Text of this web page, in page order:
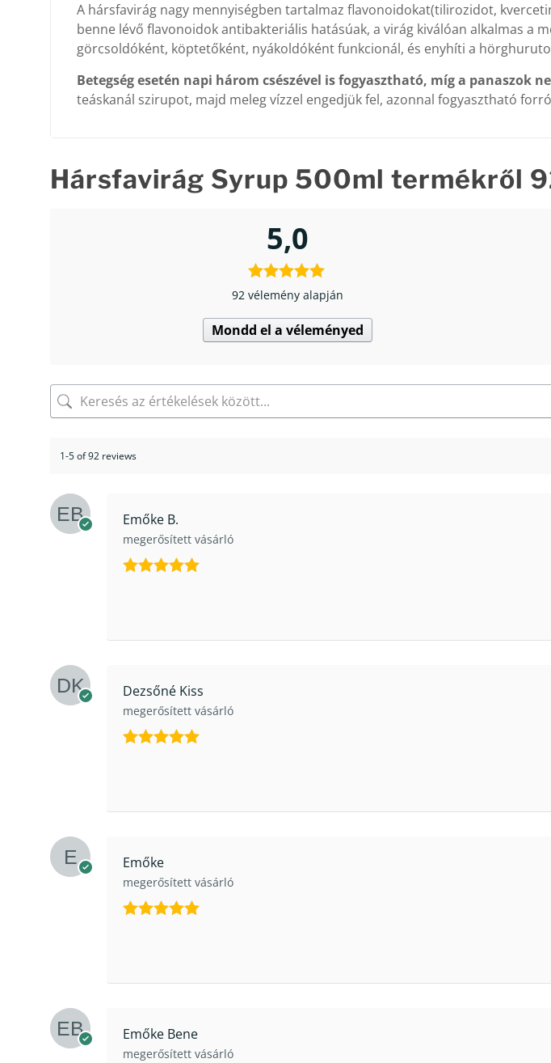
A hársfavirág nagy mennyiségben tartalmaz flavonoidokat(tilirozidot,
benne lévő flavonoidok antibakteriális hatásúak, a virág kiválóan alkalmas a
görcsoldóként, köptetőként, nyákoldóként funkcionál, és enyhíti a
Betegség esetén napi három csészével is fogyasztható, míg a panaszok
teáskanál szirupot, majd meleg vízzel engedjük fel, azonnal fogyasztható
Hársfavirág Syrup 500ml termékről
5,0
92 vélemény alapján
Mondd el a véleményed
1-5 of 92 reviews
Emőke B.
megerősített vásárló
Dezsőné Kiss
megerősített vásárló
Emőke
megerősített vásárló
Emőke Bene
megerősített vásárló